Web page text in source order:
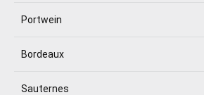
Portwein
Bordeaux
Sauternes